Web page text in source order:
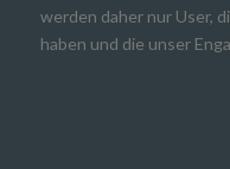
werden daher nur User,
haben und die unser